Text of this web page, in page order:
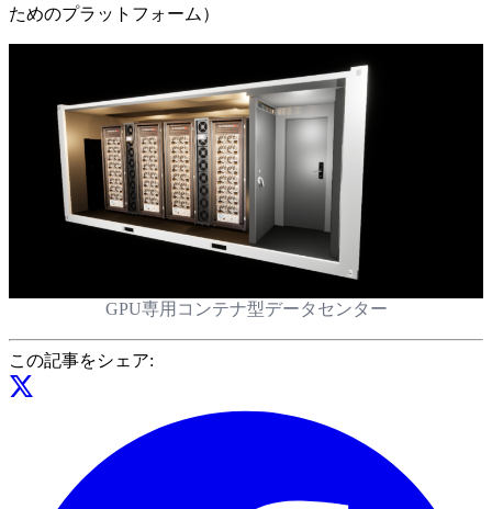
ためのプラットフォーム）
GPU専用コンテナ型データセンター
この記事をシェア: